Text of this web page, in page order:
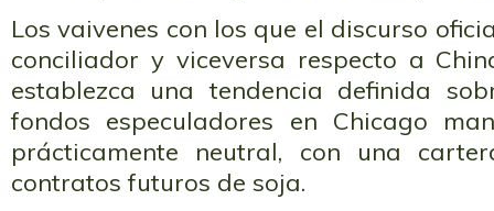
Los vaivenes con los que el discurso
conciliador y viceversa respecto a
establezca una tendencia definida
fondos especuladores en Chicago
prácticamente neutral, con una
contratos futuros de soja.